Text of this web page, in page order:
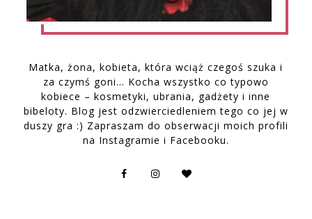
Matka, żona, kobieta, która wciąż czegoś szuka i
za czymś goni… Kocha wszystko co typowo
kobiece – kosmetyki, ubrania, gadżety i inne
bibeloty. Blog jest odzwierciedleniem tego co jej w
duszy gra :) Zapraszam do obserwacji moich profili
na Instagramie i Facebooku.